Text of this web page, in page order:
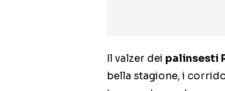
Il valzer dei palinsesti
bella stagione, i